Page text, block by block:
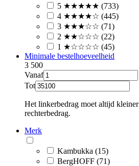
5 ★★★★★ (733)
4 ★★★★☆ (445)
3 ★★★☆☆ (71)
2 ★★☆☆☆ (22)
1 ★☆☆☆☆ (45)
Minimale bestelhoeveelheid
3 500
Vanaf
Tot
Het linkerbedrag moet altijd
rechterbedrag.
Merk
Kambukka (15)
BergHOFF (71)